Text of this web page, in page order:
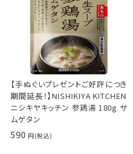
【手ぬぐいプレゼントご好評につき
期間延長！】NISHIKIYA KITCHEN
ニシキヤキッチン 参鶏湯 180g サ
ムゲタン
590